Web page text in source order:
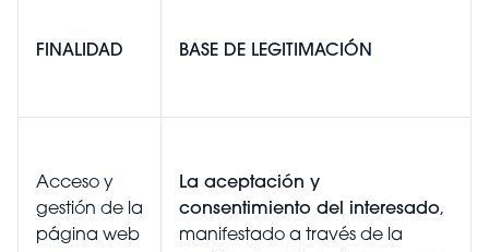
FINALIDAD BASE DE LEGITIMACIÓN
Acceso y
gestión de la
página web
La aceptación y
consentimiento del interesado,
manifestado a través de la